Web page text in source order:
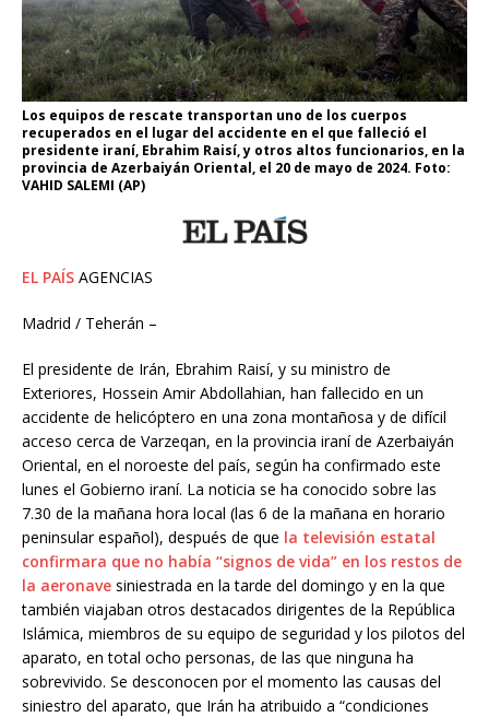
Los equipos de rescate transportan uno de los cuerpos
recuperados en el lugar del accidente en el que falleció el
presidente iraní, Ebrahim Raisí, y otros altos funcionarios, en la
provincia de Azerbaiyán Oriental, el 20 de mayo de 2024. Foto:
VAHID SALEMI (AP)
EL PAÍS AGENCIAS
Madrid / Teherán –
El presidente de Irán, Ebrahim Raisí, y su ministro de
Exteriores, Hossein Amir Abdollahian, han fallecido en un
accidente de helicóptero en una zona montañosa y de difícil
acceso cerca de Varzeqan, en la provincia iraní de Azerbaiyán
Oriental, en el noroeste del país, según ha confirmado este
lunes el Gobierno iraní. La noticia se ha conocido sobre las
7.30 de la mañana hora local (las 6 de la mañana en horario
peninsular español), después de que la televisión estatal
confirmara que no había “signos de vida” en los restos de
la aeronave siniestrada en la tarde del domingo y en la que
también viajaban otros destacados dirigentes de la República
Islámica, miembros de su equipo de seguridad y los pilotos del
aparato, en total ocho personas, de las que ninguna ha
sobrevivido. Se desconocen por el momento las causas del
siniestro del aparato, que Irán ha atribuido a “condiciones